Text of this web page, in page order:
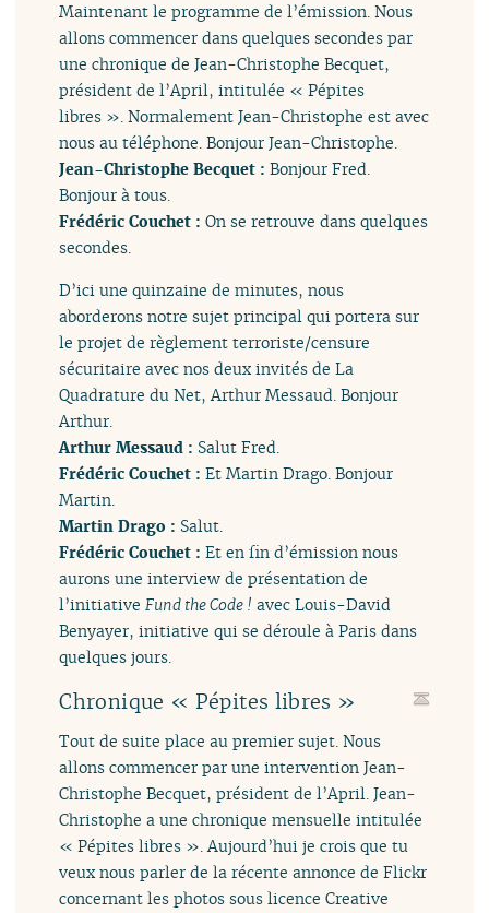
Maintenant le programme de l’émission. Nous
allons commencer dans quelques secondes par
une chronique de Jean-Christophe Becquet,
président de l’April, intitulée « Pépites
libres ». Normalement Jean-Christophe est avec
nous au téléphone. Bonjour Jean-Christophe.
Jean-Christophe Becquet :Bonjour Fred.
Bonjour à tous.
Frédéric Couchet :On se retrouve dans quelques
secondes.
D’ici une quinzaine de minutes, nous
aborderons notre sujet principal qui portera sur
le projet de règlement terroriste/censure
sécuritaire avec nos deux invités de La
Quadrature du Net, Arthur Messaud. Bonjour
Arthur.
Arthur Messaud : Salut Fred.
Frédéric Couchet :Et Martin Drago. Bonjour
Martin.
Martin Drago : Salut.
Frédéric Couchet :Et en fin d’émission nous
aurons une interview de présentation de
l’initiative Fund the Code ! avec Louis-David
Benyayer, initiative qui se déroule à Paris dans
quelques jours.
Chronique « Pépites libres »
Tout de suite place au premier sujet. Nous
allons commencer par une intervention Jean-
Christophe Becquet, président de l’April. Jean-
Christophe a une chronique mensuelle intitulée
« Pépites libres ». Aujourd’hui je crois que tu
veux nous parler de la récente annonce de Flickr
concernant les photos sous licence Creative